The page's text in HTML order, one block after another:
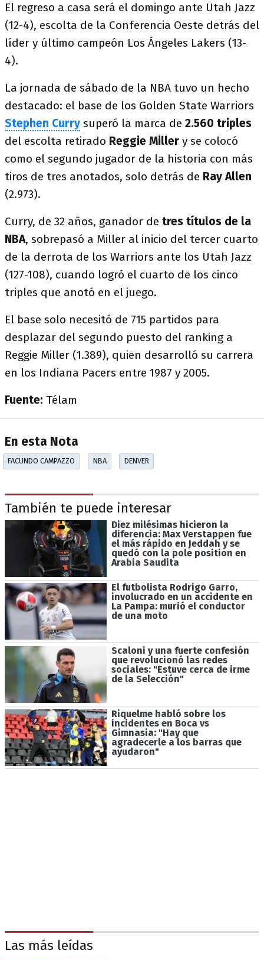
El regreso a casa será el domingo ante Utah Jazz
(12-4), escolta de la Conferencia Oeste detrás del
líder y último campeón Los Ángeles Lakers (13-
4).
La jornada de sábado de la NBA tuvo un hecho
destacado: el base de los Golden State Warriors
Stephen Curry superó la marca de 2.560 triples
del escolta retirado Reggie Miller y se colocó
como el segundo jugador de la historia con más
tiros de tres anotados, solo detrás de Ray Allen
(2.973).
Curry, de 32 años, ganador de tres títulos de la
NBA, sobrepasó a Miller al inicio del tercer cuarto
de la derrota de los Warriors ante los Utah Jazz
(127-108), cuando logró el cuarto de los cinco
triples que anotó en el juego.
El base solo necesitó de 715 partidos para
desplazar del segundo puesto del ranking a
Reggie Miller (1.389), quien desarrolló su carrera
en los Indiana Pacers entre 1987 y 2005.
Fuente: Télam
En esta Nota
FACUNDO CAMPAZZO NBA DENVER
También te puede interesar
Diez milésimas hicieron la
diferencia: Max Verstappen fue
el más rápido en Jeddah y se
quedó con la pole position en
Arabia Saudita
El futbolista Rodrigo Garro,
involucrado en un accidente en
La Pampa: murió el conductor
de una moto
Scaloni y una fuerte confesión
que revolucionó las redes
sociales: "Estuve cerca de irme
de la Selección"
Riquelme habló sobre los
incidentes en Boca vs
Gimnasia: "Hay que
agradecerle a los barras que
ayudaron"
Las más leídas